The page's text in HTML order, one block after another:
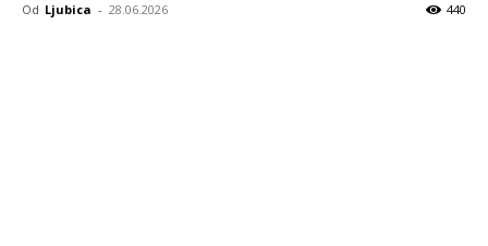
Od Ljubica - 28.06.2026 440